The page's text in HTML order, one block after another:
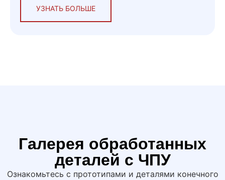
УЗНАТЬ БОЛЬШЕ
Галерея обработанных
деталей с ЧПУ
Ознакомьтесь с прототипами и деталями конечного